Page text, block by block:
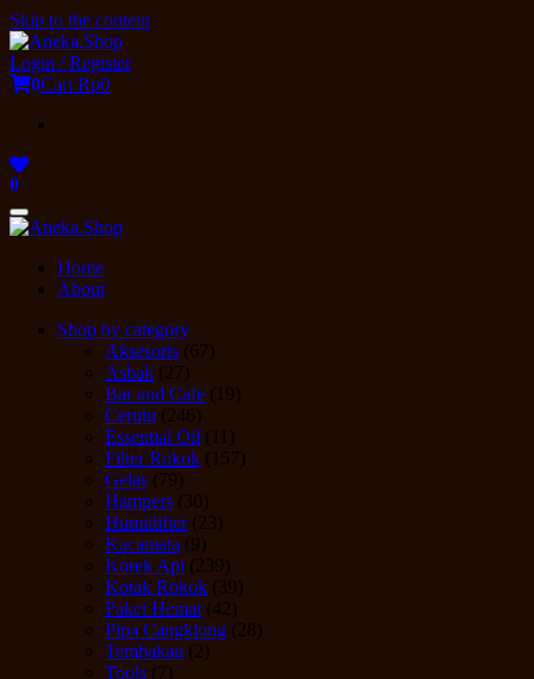
Skip to the content
Login / Register
0Cart Rp0
0
Toggle
navigation
Home
About
Shop by category
Aksesoris (67)
Asbak (27)
Bar and Cafe (19)
Cerutu (246)
Essential Oil (11)
Filter Rokok (157)
Gelas (79)
Hampers (30)
Humidifier(23)
Kacamata (9)
Korek Api (239)
Kotak Rokok (39)
Paket Hemat (42)
Pipa Cangklong (28)
Tembakau (2)
Tools (7)